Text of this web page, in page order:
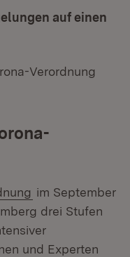
auf einen
Verordnung
im September
drei Stufen
und Experten